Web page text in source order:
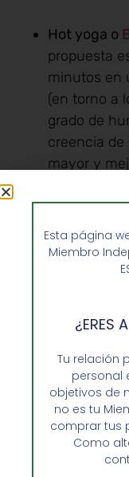
Hot yoga o
propuesta
minutos en
(en torno a
grado de
creencia de
mayor y
realiza,
agua. Es la
mujeres
Zumba
el baile,
vinculadas
Esta página
Miembro
¿ERES
Tu relación
personal
objetivos de
no es tu
comprar tus
Como